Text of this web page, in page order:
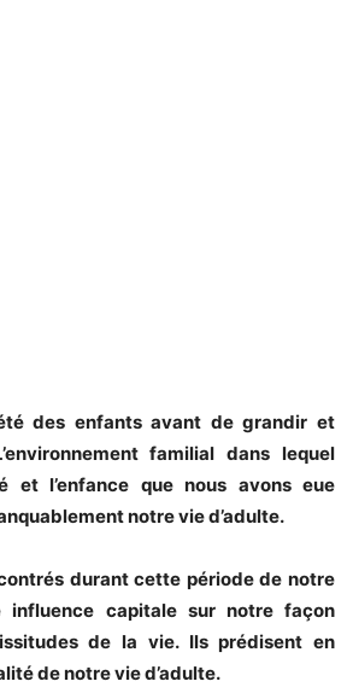
des enfants avant de grandir et
familial dans lequel
et l’enfance que nous avons eue
notre vie d’adulte.
durant cette période de notre
influence capitale sur notre façon
de la vie. Ils prédisent en
de notre vie d’adulte.